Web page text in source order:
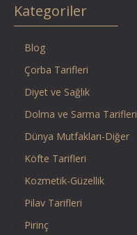
Kategoriler
Blog
Çorba Tarifleri
Diyet ve Sağlık
Dolma ve Sarma Tarifleri
Dünya Mutfakları-Diğer
Köfte Tarifleri
Kozmetik-Güzellik
Pilav Tarifleri
Pirinç